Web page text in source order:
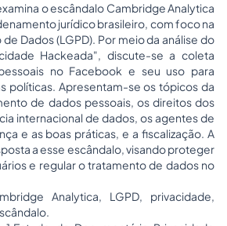
o escândalo Cambridge Analytica
jurídico brasileiro, com foco na
Dados (LGPD). Por meio da análise do
Hackeada", discute-se a coleta
no Facebook e seu uso para
políticas. Apresentam-se os tópicos da
de dados pessoais, os direitos dos
internacional de dados, os agentes de
e as boas práticas, e a fiscalização. A
a esse escândalo, visando proteger
e regular o tratamento de dados no
Analytica, LGPD, privacidade,